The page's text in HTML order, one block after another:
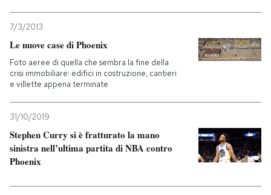
7/3/2013
Le nuove case di Phoenix
Foto aeree di quella che sembra la fine della
crisi immobiliare: edifici in costruzione, cantieri
e villette appena terminate
31/10/2019
Stephen Curry si è fratturato la mano
sinistra nell’ultima partita di NBA contro
Phoenix